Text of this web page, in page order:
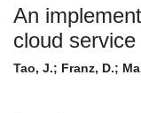
An
cloud
Tao, J.; Franz, D.;